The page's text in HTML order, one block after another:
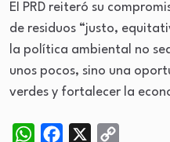
EI PRD reiteró su
de residuos “justo,
la política ambiental no
unos pocos, sino una
verdes y fortalecer la
WhatsAppFacebook